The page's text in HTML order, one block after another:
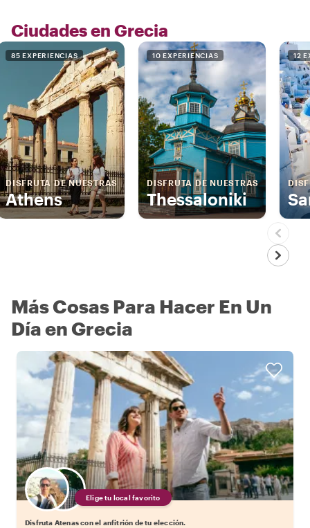
Ciudades en Grecia
85 EXPERIENCIAS
DISFRUTA DE NUESTRAS
Athens
10 EXPERIENCIAS
DISFRUTA DE NUESTRAS
Thessaloniki
12
Más Cosas Para Hacer En Un
Día en Grecia
Elige tu local favorito
Disfruta Atenas con el anfitrión de tu elección.